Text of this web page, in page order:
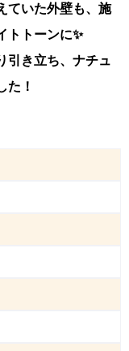
ていた外壁も、施
トトーンに✨
引き立ち、ナチュ
た！